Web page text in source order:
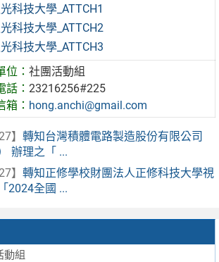
動組
科技大學_ATTCH1
科技大學_ATTCH2
科技大學_ATTCH3
位：社團活動組
話：23216256#225
箱： hong.anchi@gmail.com
】 轉知台灣積體電路製造股份有限公司
辦理之「 ...
】 轉知正修學校財團法人正修科技大學視
2024全國 ...